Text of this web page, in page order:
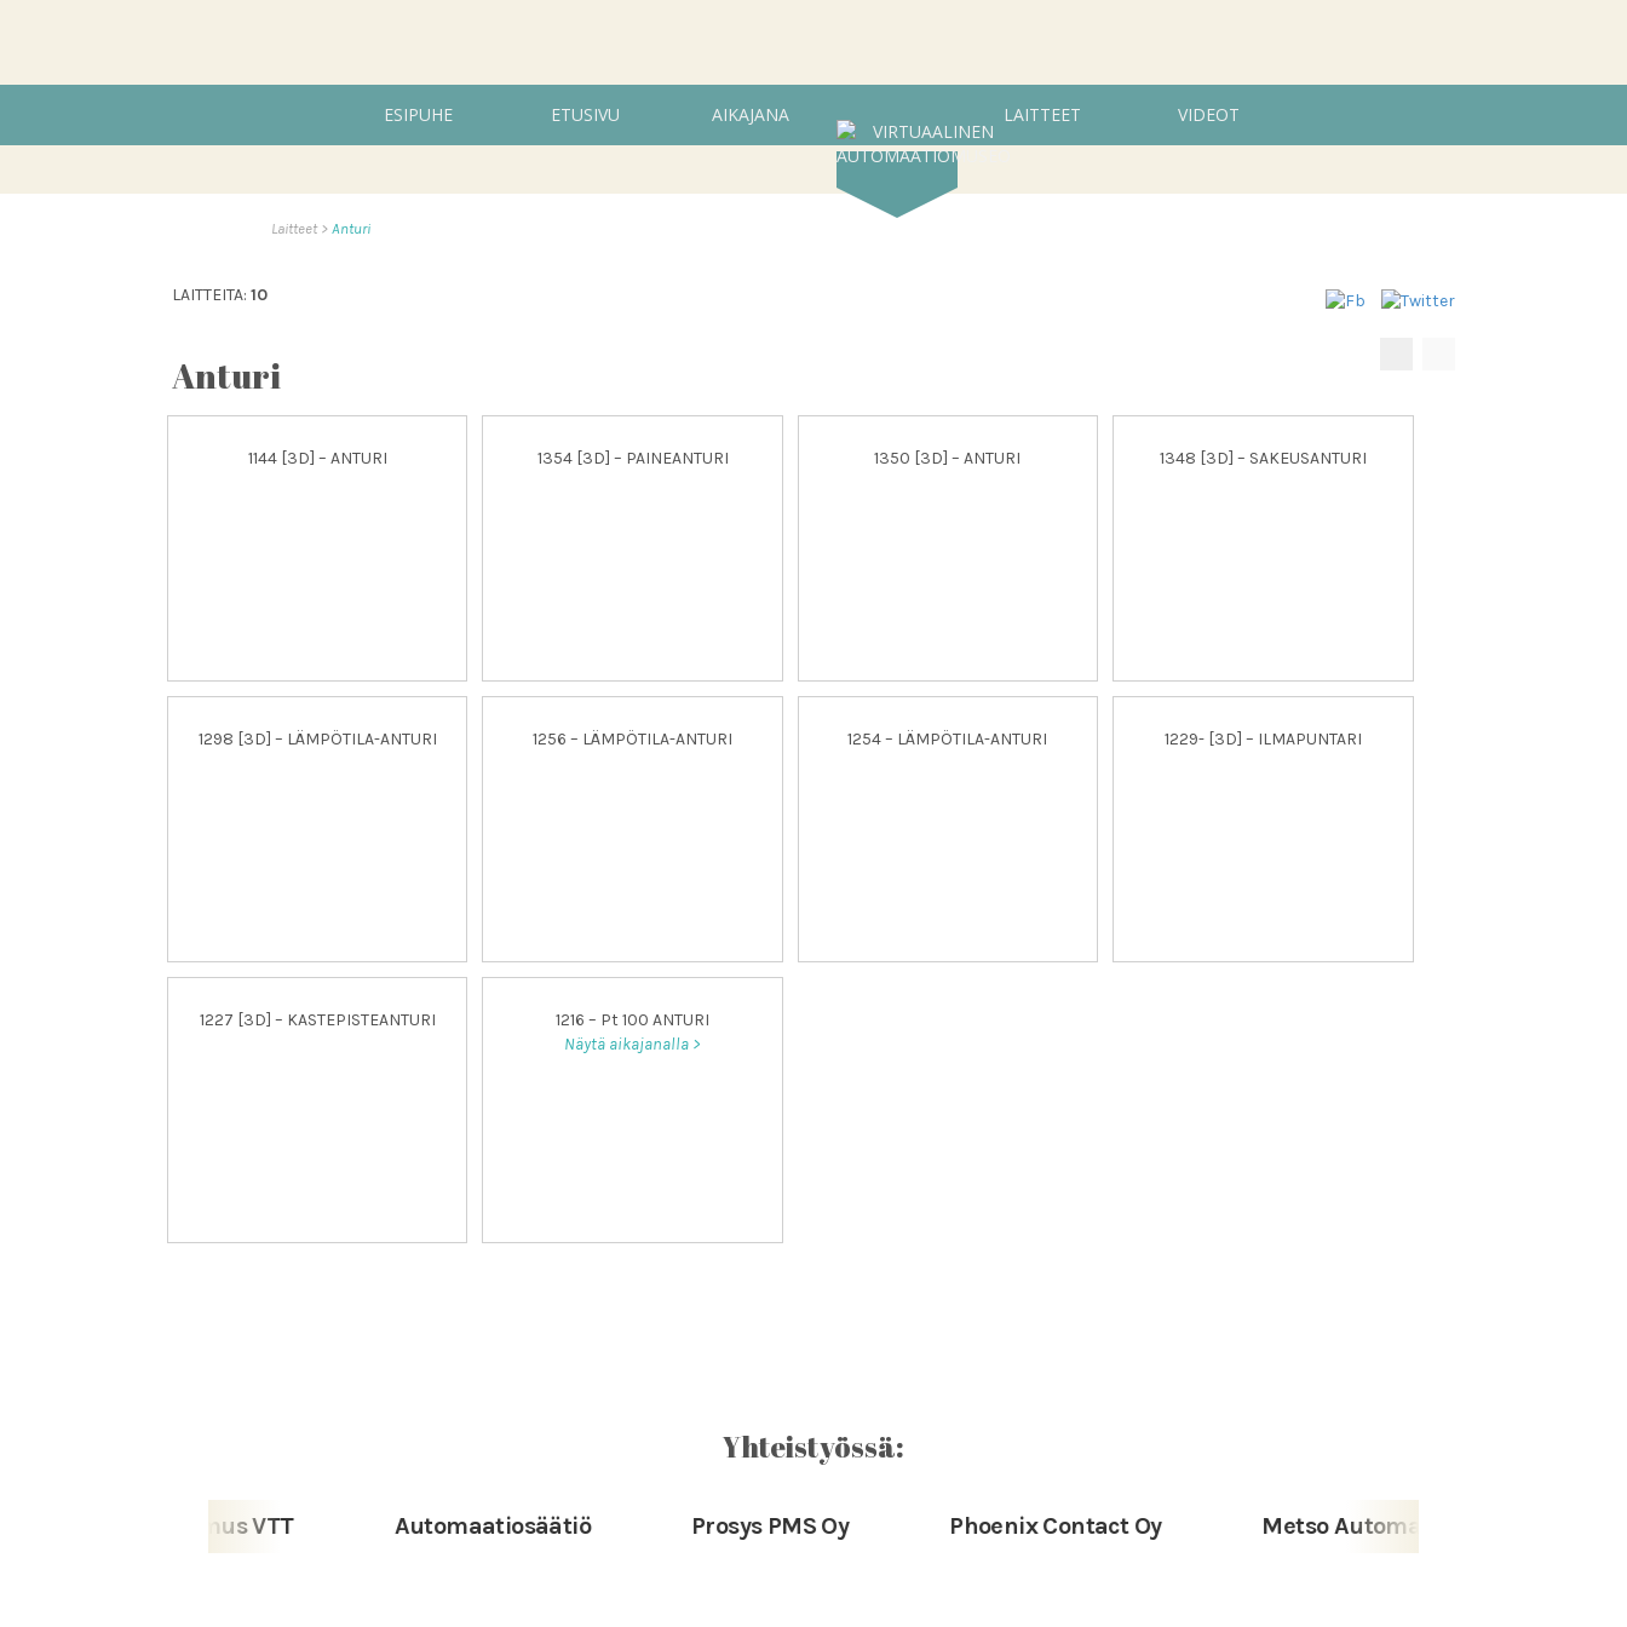
ESIPUHE ETUSIVU AIKAJANA LAITTEET VIDEOT
Laitteet Anturi
LAITTEITA: 10
Anturi
1144 [3D] – ANTURI 1354 [3D] – PAINEANTURI 1350 [3D] – ANTURI 1348 [3D] – SAKEUSANTURI
1298 [3D] – LÄMPÖTILA-ANTURI 1256 – LÄMPÖTILA-ANTURI 1254 – LÄMPÖTILA-ANTURI 1229- [3D] – ILMAPUNTARI
1227 [3D] – KASTEPISTEANTURI
1216 – Pt 100 ANTURI
Näytä aikajanalla >
Yhteistyössä:
Automaatiosäätiö Prosys PMS Oy Phoenix Contact Oy Metso Automation Oy